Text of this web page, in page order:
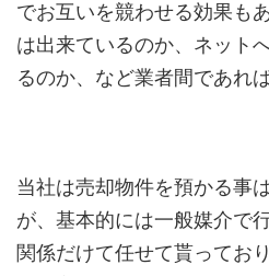
でお互いを競わせる効果も
は出来ているのか、ネット
るのか、など業者間であれ
当社は売却物件を預かる事
が、基本的には一般媒介で
関係だけて任せて貰ってお